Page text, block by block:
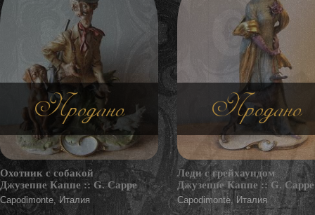
Продано
Охотник с собакой
Джузеппе Каппе :: G. Cappe
Capodimonte, Италия
Продано
Леди с грейхаундом
Джузеппе Каппе :: G. Cappe
Capodimonte, Италия